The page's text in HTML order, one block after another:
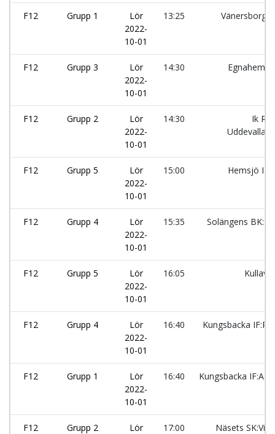
F12 Grupp 1
Lör
2022-
10-01
13:25 Vänersborgs
F12 Grupp 3
Lör
2022-
10-01
14:30 Egnahems
F12 Grupp 2
Lör
2022-
10-01
14:30
Ik
F12 Grupp 5
Lör
2022-
10-01
15:00 Hemsjö
F12 Grupp 4
Lör
2022-
10-01
15:35 Solängens
F12 Grupp 5
Lör
2022-
10-01
16:05
F12 Grupp 4
Lör
2022-
10-01
16:40 Kungsbacka
F12 Grupp 1
Lör
2022-
10-01
16:40 Kungsbacka
F12 Grupp 2
Lör
17:00 Näsets